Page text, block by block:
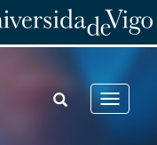
Toggle
TOGGLE
SEARCH